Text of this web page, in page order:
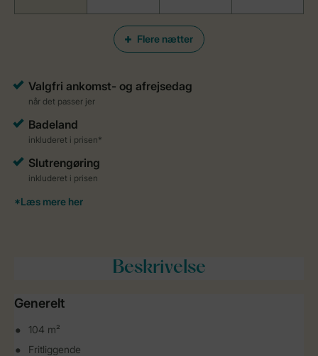
Flere nætter
Beskrivelse
Generelt
104 m²
Fritliggende